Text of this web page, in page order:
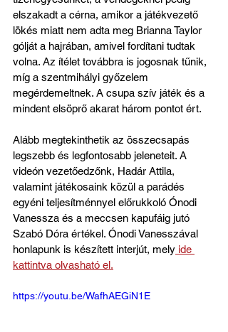
elszakadt a cérna, amikor a játékvezető
lökés miatt nem adta meg Brianna Taylor
gólját a hajrában, amivel fordítani tudtak
volna. Az ítélet továbbra is jogosnak tűnik,
míg a szentmihályi győzelem
megérdemeltnek. A csupa szív játék és a
mindent elsöprő akarat három pontot ért.
Alább megtekinthetik az összecsapás
legszebb és legfontosabb jeleneteit. A
videón vezetőedzőnk, Hadár Attila,
valamint játékosaink közül a parádés
egyéni teljesítménnyel előrukkoló Ónodi
Vanessza és a meccsen kapufáig jutó
Szabó Dóra értékel. Ónodi Vanesszával
honlapunk is készített interjút, mely ide
kattintva olvasható el.
https://youtu.be/WafhAEGiN1E